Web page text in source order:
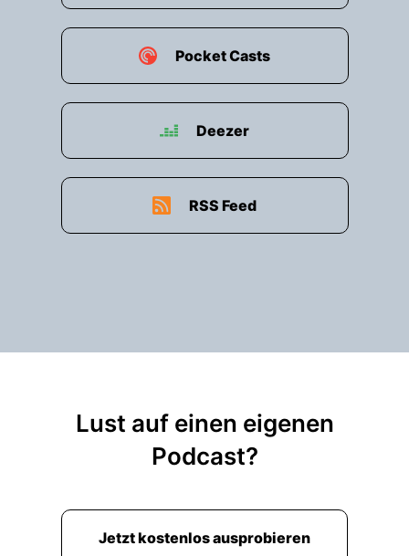
Pocket Casts
Deezer
RSS Feed
Lust auf einen eigenen
Podcast?
Jetzt kostenlos ausprobieren